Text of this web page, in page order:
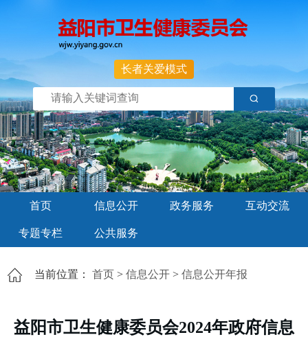
长者关爱模式
首页 信息公开 政务服务 互动交流
专题专栏 公共服务
当前位置： 首页 > 信息公开 > 信息公开年报
益阳市卫生健康委员会2024年政府信息